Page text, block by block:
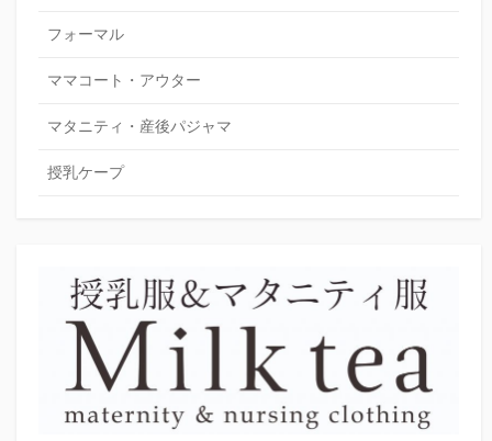
フォーマル
ママコート・アウター
マタニティ・産後パジャマ
授乳ケープ